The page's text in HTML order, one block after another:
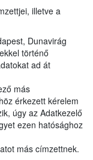
illetve a
Dunavirág
történő
ad át
más
érkezett kérelem
úgy az Adatkezelő
ezen hatósághoz
más címzettnek.